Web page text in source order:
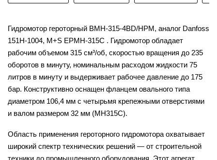
Гидромотор героторный BMH-315-4BD/HPM, аналог Danfoss
151H-1004, M+S EPMH-315C . Гидромотор обладает
рабочим объемом 315 см³/об, скоростью вращения до 235
оборотов в минуту, номинальным расходом жидкости 75
литров в минуту и выдерживает рабочее давление до 175
бар. Конструктивно оснащен фланцем овального типа
диаметром 106,4 мм с четырьмя крепежными отверстиями
и валом размером 32 мм (MH315C).
Область применения героторного гидромотора охватывает
широкий спектр технических решений — от строительной